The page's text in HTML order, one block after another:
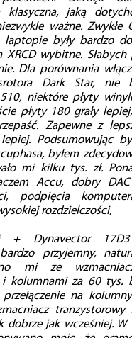
klasyczna, jaką
ważne. Zwykłe
laptopie były bardzo
wybitne. Słabych
Dla porównania
Dark Star, nie
niektóre płyty
płyty 180 grały
Zapewne z
Podsumowując
byłem
mi kilku tys. zł.
Accu, dobry
podpięcia
rozdzielczości,
+ Dynavector
przyjemny,
mi ze
kolumnami za 60 tys.
na
tranzystorowy
dobrze jak wcześniej. W